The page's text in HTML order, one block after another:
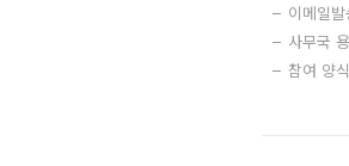
이메일
사무국 용
참여 양식